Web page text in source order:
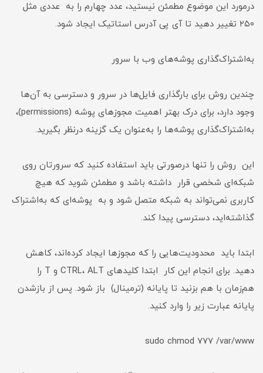
درمورد این موضوع مطمئن نیستید، عدد چهارم را به عددی مثل
۲۵۰ تغییر دهید تا آی پی آدرس استاتیک‌ ایجاد شود.
به‌اشتراک‌گذاری پوشه‌های وب با سرور
چندین روش برای بارگذاری فایل‌ها در سرور و دسترسی به آن‌ها
وجود دارد، برای درک بهتر اهمیت مجوزهای پوشه (permissions)،
به‌اشتراک‌گذاری پوشه‌ها را به‌عنوان یک گزینه درنظر بگیرید.
این روش را تنها در‌صورتی باید استفاده کنید که سرورتان روی
شبکه‌ای شخصی قرار داشته باشد و مطمئن شوید که هیچ
کاربری نمی‌تواند به شبکه متصل شود و به‌ پوشه‌ای که به‌اشتراک
گذاشته‌اید، دسترسی پیدا کند.
ابتدا باید محدودیت‌هایی را که مجوزها ایجاد کرده‌اند، کاهش
دهید. برای انجام این کار ابتدا کلیدهای CTRL، ALT و T را
هم‌زمان با هم بزنید تا پایانه (ترمینال) باز شود. پس از باز‌شدن
پایانه عبارت زیر را وارد کنید.
sudo chmod 777 /var/www